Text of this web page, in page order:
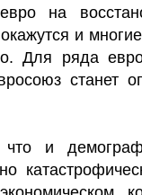
на
и
Для ряда
станет
и